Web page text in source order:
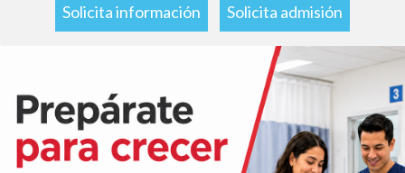
Solicita información
Solicita admisión